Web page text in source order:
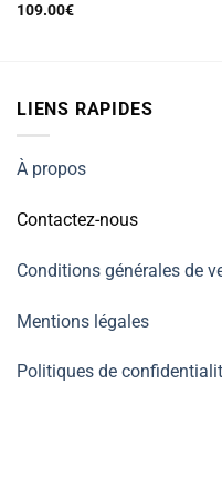
109.00€
LIENS RAPIDES
À propos
Contactez-nous
Conditions générales de
Mentions légales
Politiques de